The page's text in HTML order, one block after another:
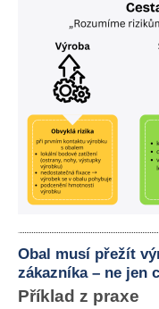
Obal musí přežít
zákazníka – ne jen
Příklad z praxe